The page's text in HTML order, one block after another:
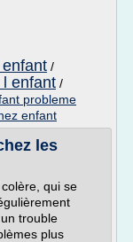
/
enfant /
probleme
enfant
les
qui se
trouble
plus